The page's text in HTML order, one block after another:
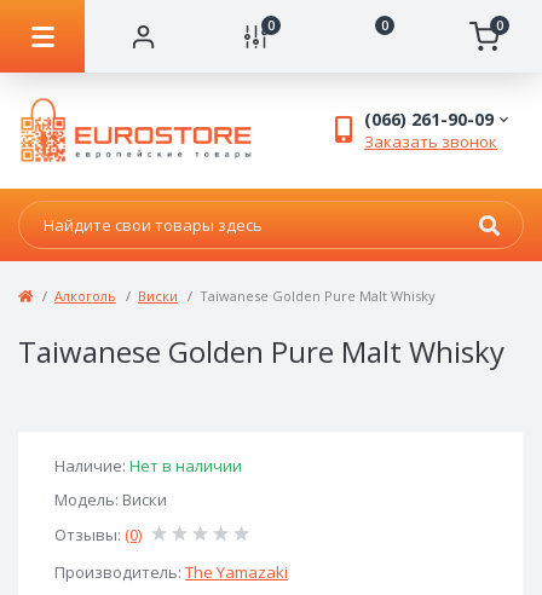
0 0 0
(066) 261-90-09
Заказать звонок
Алкоголь Виски Taiwanese Golden Pure Malt Whisky
Taiwanese Golden Pure Malt Whisky
Наличие: Нет в наличии
Модель: Виски
Отзывы: (0)
Производитель: The Yamazaki